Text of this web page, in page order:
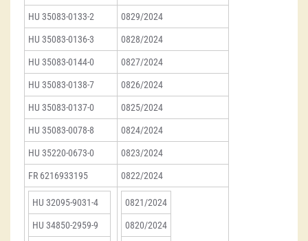
HU 35083-0133-2 0829/2024
HU 35083-0136-3 0828/2024
HU 35083-0144-0 0827/2024
HU 35083-0138-7 0826/2024
HU 35083-0137-0 0825/2024
HU 35083-0078-8 0824/2024
HU 35220-0673-0 0823/2024
FR 6216933195 0822/2024
HU 32095-9031-4
HU 34850-2959-9
0821/2024
0820/2024